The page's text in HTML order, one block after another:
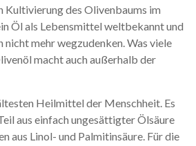
Kultivierung des Olivenbaums im
Öl als Lebensmittel weltbekannt und
nicht mehr wegzudenken. Was viele
macht auch außerhalb der
Heilmittel der Menschheit. Es
aus einfach ungesättigter Ölsäure
aus Linol- und Palmitinsäure. Für die